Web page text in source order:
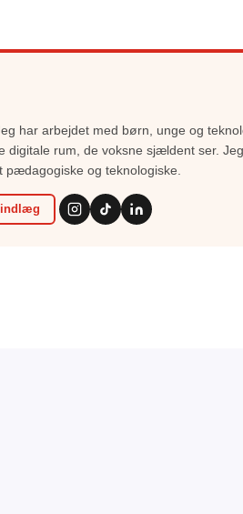
har arbejdet med børn, unge og
digitale rum, de voksne sjældent ser.
og teknologiske.